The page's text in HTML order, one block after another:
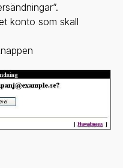
konto som skall